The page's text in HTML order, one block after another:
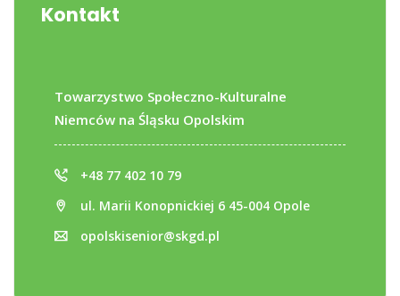
Kontakt
Towarzystwo Społeczno-Kulturalne
Niemców na Śląsku Opolskim
+48 77 402 10 79
ul. Marii Konopnickiej 6 45-004 Opole
opolskisenior@skgd.pl